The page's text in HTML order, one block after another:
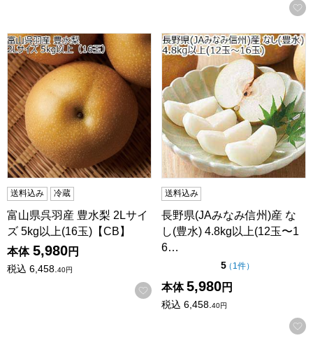
富山県呉羽産 豊水梨 2Lサイズ 5kg以上(16玉)【CB】
送料込み 冷蔵
富山県呉羽産 豊水梨 2Lサイ
ズ 5kg以上(16玉)【CB】
本体 5,980円
税込 6,458.40円
お気に入りに登録する
長野県(JAみなみ信州)産 な
送料込み
長野県(JAみなみ信州)産 な
し(豊水) 4.8kg以上(12玉〜1
6…
5点（5点満点中）
（ 1件の評価
）
本体 5,980円
税込 6,458. 40円